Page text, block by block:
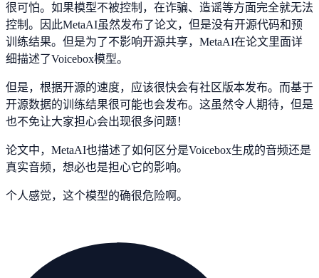
很可怕。如果模型不被控制，在诈骗、造谣等方面完全就无法
控制。因此MetaAI虽然发布了论文，但是没有开源代码和预
训练结果。但是为了不影响开源共享，MetaAI在论文里面详
细描述了Voicebox模型。
但是，根据开源的速度，应该很快会有社区版本发布。而基于
开源数据的训练结果很可能也会发布。这虽然令人期待，但是
也不免让大家担心会出现很多问题！
论文中，MetaAI也描述了如何区分是Voicebox生成的音频还是
真实音频，想必也是担心它的影响。
个人感觉，这个模型的确很危险啊。